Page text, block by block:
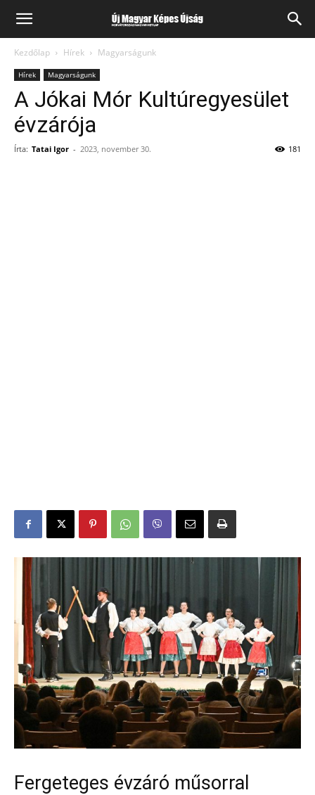
Kezdőlap Hírek Magyarságunk
Hírek Magyarságunk
A Jókai Mór Kultúregyesület
évzárója
Írta: Tatai Igor - 2023, november 30. 181
Fergeteges évzáró műsorral